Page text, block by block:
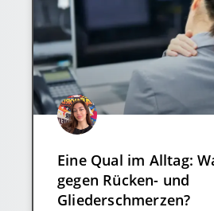
Eine Qual im Alltag:
gegen Rücken- und
Gliederschmerzen?